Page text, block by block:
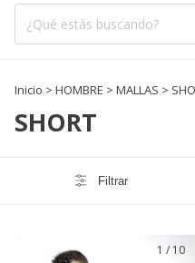
Inicio > HOMBRE > MALLAS >
SHORT
Filtrar
1 /10